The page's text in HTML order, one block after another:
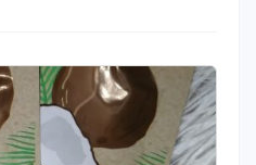
gładkie , mięciutkie i czuć
do ciała eos który
świetny i ładnie pachniał .
max factor ,odzywkę w
.